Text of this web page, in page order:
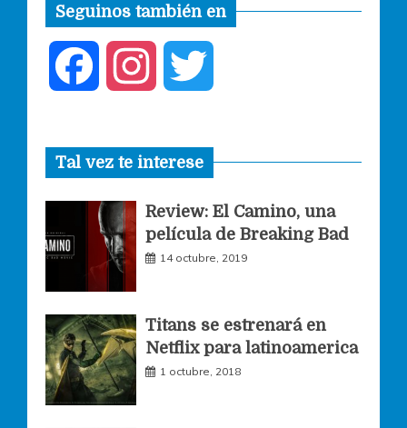
Seguinos también en
c
e
b
o
o
s
t
a
g
i
t
t
r
Tal vez te interese
Review: El Camino, una
película de Breaking Bad
14 octubre, 2019
Titans se estrenará en
Netflix para latinoamerica
1 octubre, 2018